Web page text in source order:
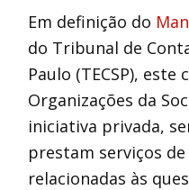
Em definição do
do Tribunal de
Paulo (TECSP),
Organizações da
iniciativa privada,
prestam serviços
relacionadas às